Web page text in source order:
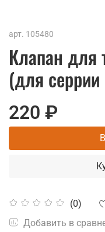
арт. 105480
Клапан для
(для серрии
(0)
Добавить в
220 ₽